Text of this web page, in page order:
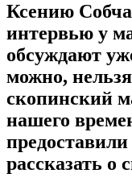
Ксению
интервью у
обсуждают
можно,
скопинский
нашего
рассказать о